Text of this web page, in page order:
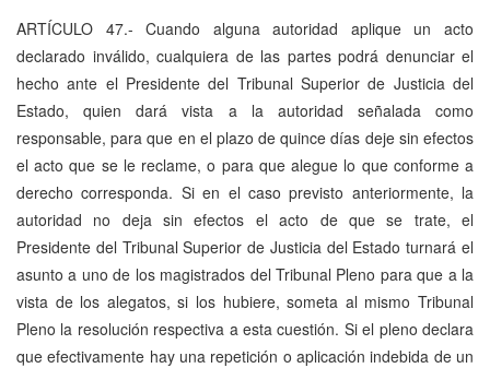
ARTÍCULO 47.- Cuando alguna autoridad aplique un acto
declarado inválido, cualquiera de las partes podrá denunciar el
hecho ante el Presidente del Tribunal Superior de Justicia del
Estado, quien dará vista a la autoridad señalada como
responsable, para que en el plazo de quince días deje sin efectos
el acto que se le reclame, o para que alegue lo que conforme a
derecho corresponda. Si en el caso previsto anteriormente, la
autoridad no deja sin efectos el acto de que se trate, el
Presidente del Tribunal Superior de Justicia del Estado turnará el
asunto a uno de los magistrados del Tribunal Pleno para que a la
vista de los alegatos, si los hubiere, someta al mismo Tribunal
Pleno la resolución respectiva a esta cuestión. Si el pleno declara
que efectivamente hay una repetición o aplicación indebida de un